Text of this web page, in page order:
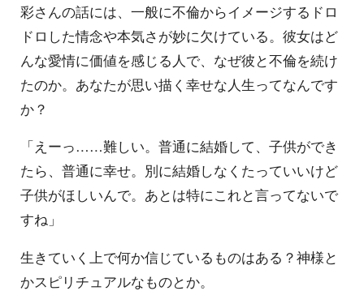
彩さんの話には、一般に不倫からイメージするドロ
ドロした情念や本気さが妙に欠けている。彼女はど
んな愛情に価値を感じる人で、なぜ彼と不倫を続け
たのか。あなたが思い描く幸せな人生ってなんです
か？
「えーっ……難しい。普通に結婚して、子供ができ
たら、普通に幸せ。別に結婚しなくたっていいけど
子供がほしいんで。あとは特にこれと言ってないで
すね」
生きていく上で何か信じているものはある？神様と
かスピリチュアルなものとか。